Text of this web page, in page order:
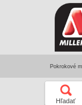
Pokrokové
Hľadať